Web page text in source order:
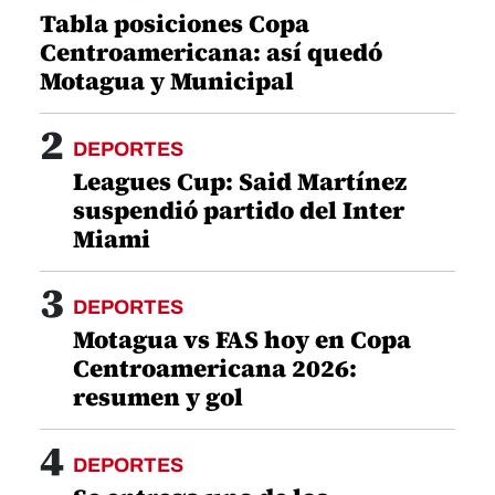
Tabla posiciones Copa
Centroamericana: así quedó
Motagua y Municipal
2 DEPORTES
Leagues Cup: Said Martínez
suspendió partido del Inter
Miami
3 DEPORTES
Motagua vs FAS hoy en Copa
Centroamericana 2026:
resumen y gol
4 DEPORTES